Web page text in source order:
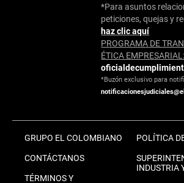
*Para asuntos
peticiones, quejas y
haz clic aquí
PROGRAMA DE
ÉTICA EMPRESARIAL:
*Buzón exclusivo para
GRUPO EL COLOMBIANO
CONTÁCTANOS
TÉRMINOS Y
POLÍTICA
INDUSTRIA